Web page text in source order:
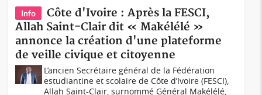
Info
Côte d'Ivoire : Après la FESCI,
Allah Saint-Clair dit « Makélélé »
annonce la création d'une plateforme
de veille civique et citoyenne
L’ancien Secrétaire général de la Fédération
estudiantine et scolaire de Côte d’Ivoire (FESCI),
Allah Saint-Clair, surnommé Général Makélélé,